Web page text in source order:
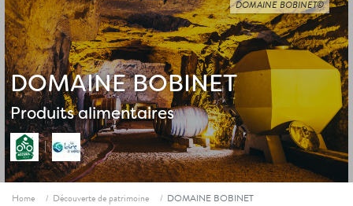
DOMAINE BOBINET
Produits alimentaires
DOMAINE BOBINET©
Fil d'ariane
Home Découverte de patrimoine DOMAINE BOBINET